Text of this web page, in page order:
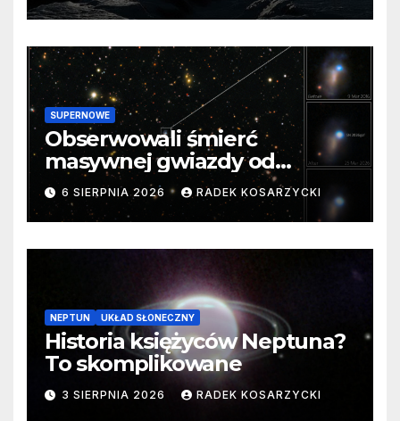
SUPERNOWE
Obserwowali śmierć
masywnej gwiazdy od
samego początku. Niezwykle
cenne dane
6 SIERPNIA 2026 RADEK KOSARZYCKI
NEPTUN UKŁAD SŁONECZNY
Historia księżyców Neptuna?
To skomplikowane
3 SIERPNIA 2026 RADEK KOSARZYCKI